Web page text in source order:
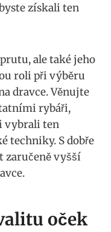
⁣získali ten
ale⁤ také‌ jeho
roli při výběru
dravce. Věnujte
rybáři,
vybrali ten
techniky. S dobře‍
zaručeně vyšší
oček